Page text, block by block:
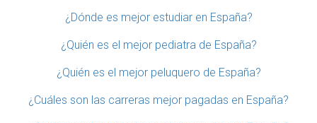
¿Dónde es mejor estudiar en España?
¿Quién es el mejor pediatra de España?
¿Quién es el mejor peluquero de España?
¿Cuáles son las carreras mejor pagadas en España?